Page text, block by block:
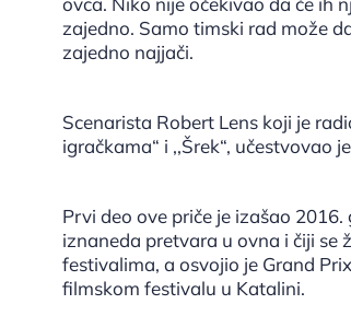
zajedno. Samo timski rad može
zajedno najjači.
Scenarista Robert Lens koji je
igračkama“ i ‚‚Šrek“,
Prvi deo ove priče je izašao
iznaneda pretvara u ovna i čiji
festivalima, a osvojio je Grand
filmskom festivalu u Katalini.